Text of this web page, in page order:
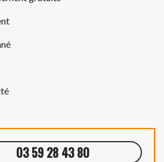
03 59 28 43 80